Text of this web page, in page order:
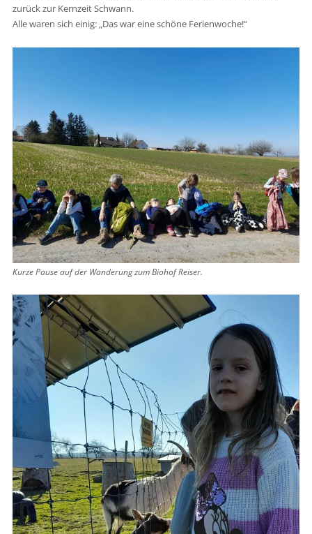
zurück zur Kernzeit Schwann.
Alle waren sich einig: „Das war eine schöne Ferienwoche!“
Kurze Pause auf der Wanderung zum Biohof Reiser.